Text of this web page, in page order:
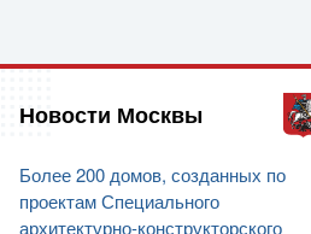
Новости Москвы
Более 200 домов, созданных по
проектам Специального
архитектурно-конструкторского